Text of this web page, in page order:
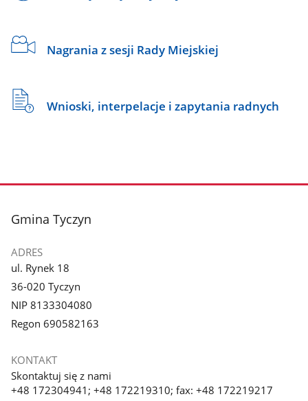
Nagrania z sesji Rady Miejskiej
Wnioski, interpelacje i zapytania radnych
stopka
Gmina Tyczyn
ADRES
ul. Rynek 18
36-020 Tyczyn
NIP 8133304080
Regon 690582163
KONTAKT
Skontaktuj się z nami
+48 172304941; +48 172219310; fax: +48 172219217